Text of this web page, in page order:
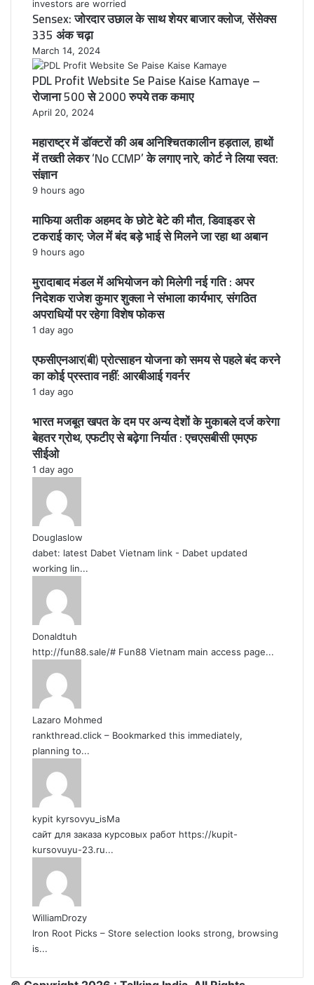
Sensex: जोरदार उछाल के साथ शेयर बाजार क्लोज, सेंसेक्स
335 अंक चढ़ा
March 14, 2024
PDL Profit Website Se Paise Kaise Kamaye –
रोजाना 500 से 2000 रुपये तक कमाए
April 20, 2024
महाराष्ट्र में डॉक्टरों की अब अनिश्चितकालीन हड़ताल, हाथों
में तख्ती लेकर ‘No CCMP’ के लगाए नारे, कोर्ट ने लिया स्वत:
संज्ञान
9 hours ago
माफिया अतीक अहमद के छोटे बेटे की मौत, डिवाइडर से
टकराई कार; जेल में बंद बड़े भाई से मिलने जा रहा था अबान
9 hours ago
मुरादाबाद मंडल में अभियोजन को मिलेगी नई गति : अपर
निदेशक राजेश कुमार शुक्ला ने संभाला कार्यभार, संगठित
अपराधियों पर रहेगा विशेष फोकस
1 day ago
एफसीएनआर(बी) प्रोत्साहन योजना को समय से पहले बंद करने
का कोई प्रस्ताव नहीं: आरबीआई गवर्नर
1 day ago
भारत मजबूत खपत के दम पर अन्य देशों के मुकाबले दर्ज करेगा
बेहतर ग्रोथ, एफटीए से बढ़ेगा निर्यात : एचएसबीसी एमएफ
सीईओ
1 day ago
Douglaslow
dabet: latest Dabet Vietnam link - Dabet updated
working lin...
Donaldtuh
http://fun88.sale/# Fun88 Vietnam main access page...
Lazaro Mohmed
rankthread.click – Bookmarked this immediately,
planning to...
kypit kyrsovyu_isMa
сайт для заказа курсовых работ https://kupit-
kursovuyu-23.ru...
WilliamDrozy
Iron Root Picks – Store selection looks strong, browsing
is...